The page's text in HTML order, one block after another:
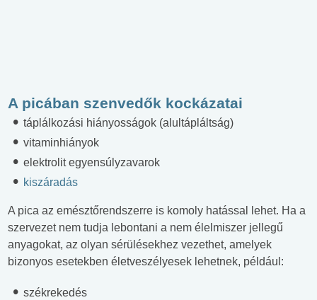
A picában szenvedők kockázatai
táplálkozási hiányosságok (alultápláltság)
vitaminhiányok
elektrolit egyensúlyzavarok
kiszáradás
A pica az emésztőrendszerre is komoly hatással lehet. Ha a
szervezet nem tudja lebontani a nem élelmiszer jellegű
anyagokat, az olyan sérülésekhez vezethet, amelyek
bizonyos esetekben életveszélyesek lehetnek, például:
székrekedés